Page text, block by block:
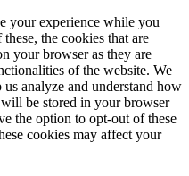
your experience while you
the cookies that are
your browser as they are
of the website. We
analyze and understand how
be stored in your browser
the option to opt-out of these
cookies may affect your